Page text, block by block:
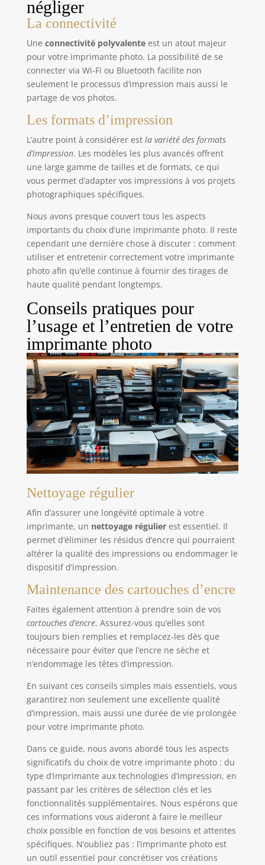
négliger
La connectivité
Une connectivité polyvalenteest un atout majeur
pour votre imprimante photo. La possibilité de se
connecter via Wi-Fi ou Bluetooth facilite non
seulement le processus d’impression mais aussi le
partage de vos photos.
Les formats d’impression
L’autre point à considérer est la variété des formats
d’impression. Les modèles les plus avancés offrent
une large gamme de tailles et de formats, ce qui
vous permet d’adapter vos impressions à vos projets
photographiques spécifiques.
Nous avons presque couvert tous les aspects
importants du choix d’une imprimante photo. Il reste
cependant une dernière chose à discuter : comment
utiliser et entretenir correctement votre imprimante
photo afin qu’elle continue à fournir des tirages de
haute qualité pendant longtemps.
Conseils pratiques pour
l’usage et l’entretien de votre
imprimante photo
Nettoyage régulier
Afin d’assurer une longévité optimale à votre
imprimante, un nettoyage régulierest essentiel. Il
permet d’éliminer les résidus d’encre qui pourraient
altérer la qualité des impressions ou endommager le
dispositif d’impression.
Maintenance des cartouches d’encre
Faites également attention à prendre soin de vos
cartouches d’encre. Assurez-vous qu’elles sont
toujours bien remplies et remplacez-les dès que
nécessaire pour éviter que l’encre ne sèche et
n’endommage les têtes d’impression.
En suivant ces conseils simples mais essentiels, vous
garantirez non seulement une excellente qualité
d’impression, mais aussi une durée de vie prolongée
pour votre imprimante photo.
Dans ce guide, nous avons abordé tous les aspects
significatifs du choix de votre imprimante photo : du
type d’imprimante aux technologies d’impression, en
passant par les critères de sélection clés et les
fonctionnalités supplémentaires. Nous espérons que
ces informations vous aideront à faire le meilleur
choix possible en fonction de vos besoins et attentes
spécifiques. N’oubliez pas : l’imprimante photo est
un outil essentiel pour concrétiser vos créations